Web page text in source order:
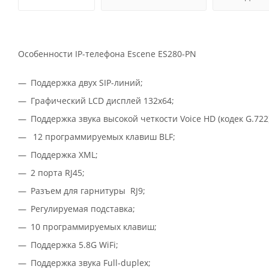
Особенности IP-телефона Escene ES280-PN
Поддержка двух SIP-линий;
Графический LCD дисплей 132x64;
Поддержка звука высокой четкости Voice HD (кодек
12 программируемых клавиш BLF;
Поддержка XML;
2 порта RJ45;
Разъем для гарнитуры RJ9;
Регулируемая подставка;
10 программируемых клавиш;
Поддержка 5.8G WiFi;
Поддержка звука Full-duplex;